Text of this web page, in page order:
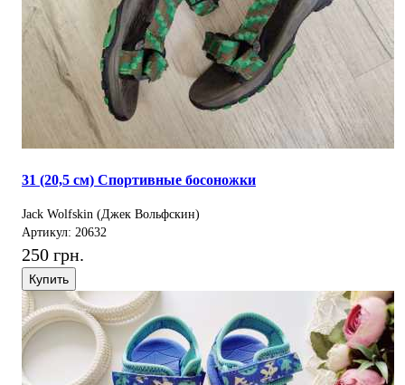
31 (20,5 см) Спортивные босоножки
Jack Wolfskin (Джек Вольфскин)
Артикул: 20632
250 грн.
Купить